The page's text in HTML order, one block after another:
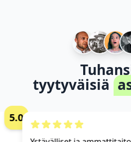
tyytyväisiä
5.0